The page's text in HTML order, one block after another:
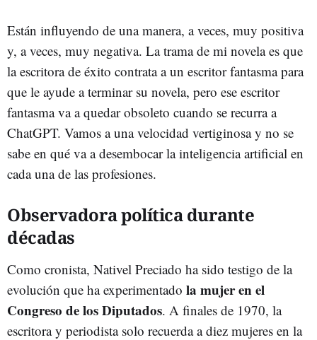
Están influyendo de una manera, a veces, muy positiva
y, a veces, muy negativa. La trama de mi novela es que
la escritora de éxito contrata a un escritor fantasma para
que le ayude a terminar su novela, pero ese escritor
fantasma va a quedar obsoleto cuando se recurra a
ChatGPT. Vamos a una velocidad vertiginosa y no se
sabe en qué va a desembocar la inteligencia artificial en
cada una de las profesiones.
Observadora política durante
décadas
Como cronista, Nativel Preciado ha sido testigo de la
evolución que ha experimentado la mujer en el
Congreso de los Diputados. A finales de 1970, la
escritora y periodista solo recuerda a diez mujeres en la